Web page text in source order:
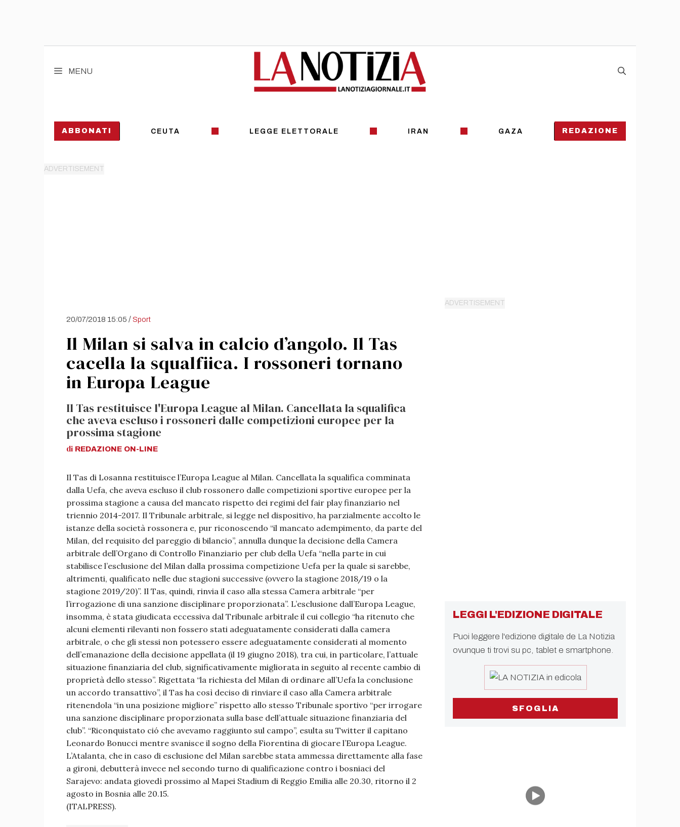
MENU
ABBONATI CEUTA LEGGE ELETTORALE IRAN GAZA REDAZIONE
20/07/2018 15:05 / Sport
Il Milan si salva in calcio d’angolo. Il Tas
cacella la squalfiica. I rossoneri tornano
in Europa League
Il Tas restituisce l'Europa League al Milan. Cancellata la squalifica
che aveva escluso i rossoneri dalle competizioni europee per la
prossima stagione
di REDAZIONE ON-LINE
Il Tas di Losanna restituisce l’Europa League al Milan. Cancellata la squalifica comminata
dalla Uefa, che aveva escluso il club rossonero dalle competizioni sportive europee per la
prossima stagione a causa del mancato rispetto dei regimi del fair play finanziario nel
triennio 2014-2017. Il Tribunale arbitrale, si legge nel dispositivo, ha parzialmente accolto le
istanze della società rossonera e, pur riconoscendo “il mancato adempimento, da parte del
Milan, del requisito del pareggio di bilancio”, annulla dunque la decisione della Camera
arbitrale dell’Organo di Controllo Finanziario per club della Uefa “nella parte in cui
stabilisce l’esclusione del Milan dalla prossima competizione Uefa per la quale si sarebbe,
altrimenti, qualificato nelle due stagioni successive (ovvero la stagione 2018/19 o la
stagione 2019/20)”. Il Tas, quindi, rinvia il caso alla stessa Camera arbitrale “per
l’irrogazione di una sanzione disciplinare proporzionata”. L’esclusione dall’Europa League,
insomma, è stata giudicata eccessiva dal Tribunale arbitrale il cui collegio “ha ritenuto che
alcuni elementi rilevanti non fossero stati adeguatamente considerati dalla camera
arbitrale, o che gli stessi non potessero essere adeguatamente considerati al momento
dell’emanazione della decisione appellata (il 19 giugno 2018), tra cui, in particolare, l’attuale
situazione finanziaria del club, significativamente migliorata in seguito al recente cambio di
proprietà dello stesso”. Rigettata “la richiesta del Milan di ordinare all’Uefa la conclusione
un accordo transattivo”, il Tas ha così deciso di rinviare il caso alla Camera arbitrale
ritenendola “in una posizione migliore” rispetto allo stesso Tribunale sportivo “per irrogare
una sanzione disciplinare proporzionata sulla base dell’attuale situazione finanziaria del
club”. “Riconquistato ció che avevamo raggiunto sul campo”, esulta su Twitter il capitano
Leonardo Bonucci mentre svanisce il sogno della Fiorentina di giocare l’Europa League.
L’Atalanta, che in caso di esclusione del Milan sarebbe stata ammessa direttamente alla fase
a gironi, debutterà invece nel secondo turno di qualificazione contro i bosniaci del
Sarajevo: andata giovedì prossimo al Mapei Stadium di Reggio Emilia alle 20.30, ritorno il 2
agosto in Bosnia alle 20.15.
(ITALPRESS).
LEGGI L'EDIZIONE DIGITALE
Puoi leggere l'edizione digitale de La Notizia
ovunque ti trovi su pc, tablet e smartphone.
SFOGLIA